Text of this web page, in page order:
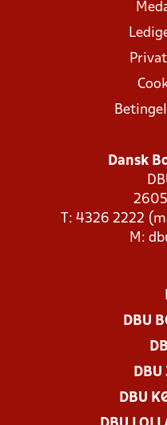
Dansk
T: 4326 2222
M:
DBU
DBU
DBU